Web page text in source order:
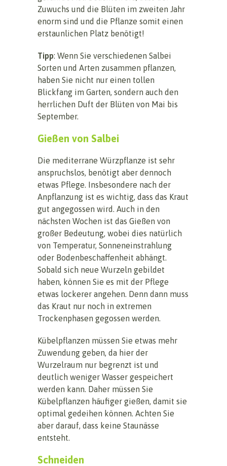
Zuwuchs und die Blüten im zweiten Jahr
enorm sind und die Pflanze somit einen
erstaunlichen Platz benötigt!
Tipp: Wenn Sie verschiedenen Salbei
Sorten und Arten zusammen pflanzen,
haben Sie nicht nur einen tollen
Blickfang im Garten, sondern auch den
herrlichen Duft der Blüten von Mai bis
September.
Gießen von Salbei
Die mediterrane Würzpflanze ist sehr
anspruchslos, benötigt aber dennoch
etwas Pflege. Insbesondere nach der
Anpflanzung ist es wichtig, dass das Kraut
gut angegossen wird. Auch in den
nächsten Wochen ist das Gießen von
großer Bedeutung, wobei dies natürlich
von Temperatur, Sonneneinstrahlung
oder Bodenbeschaffenheit abhängt.
Sobald sich neue Wurzeln gebildet
haben, können Sie es mit der Pflege
etwas lockerer angehen. Denn dann muss
das Kraut nur noch in extremen
Trockenphasen gegossen werden.
Kübelpflanzen müssen Sie etwas mehr
Zuwendung geben, da hier der
Wurzelraum nur begrenzt ist und
deutlich weniger Wasser gespeichert
werden kann. Daher müssen Sie
Kübelpflanzen häufiger gießen, damit sie
optimal gedeihen können. Achten Sie
aber darauf, dass keine Staunässe
entsteht.
Schneiden